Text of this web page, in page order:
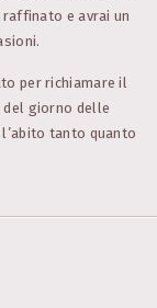
e avrai un
per richiamare il
giorno delle
tanto quanto